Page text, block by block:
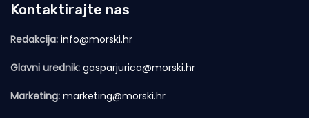
Kontaktirajte nas
Redakcija: info@morski.hr
Glavni urednik: gasparjurica@morski.hr
Marketing: marketing@morski.hr